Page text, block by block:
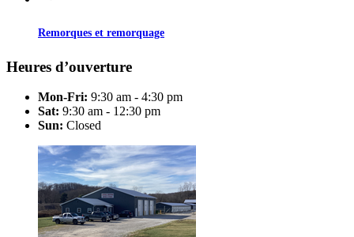
Remorques et remorquage
Heures d’ouverture
Mon-Fri: 9:30 am - 4:30 pm
Sat: 9:30 am - 12:30 pm
Sun: Closed